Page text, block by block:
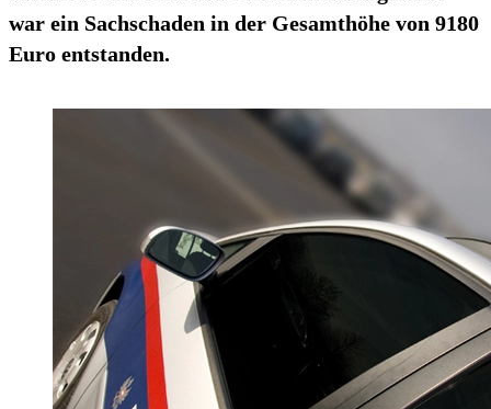
war ein Sachschaden in der Gesamthöhe von 9180
Euro entstanden.